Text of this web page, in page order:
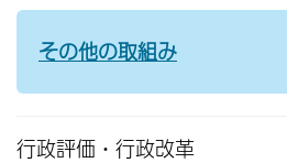
その他の取組み
行政評価・行政改革